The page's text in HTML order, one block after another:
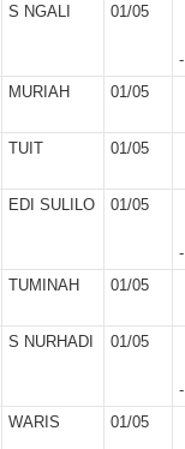
S NGALI 01/05
-
MURIAH 01/05
TUIT 01/05
EDI SULILO 01/05
-
TUMINAH 01/05
S NURHADI 01/05
-
WARIS 01/05